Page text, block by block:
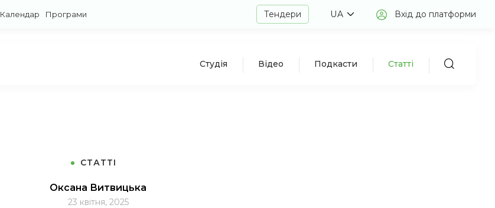
Календар Програми Тендери UA Вхід до платформи
Студія Відео Подкасти Статті
СТАТТІ
Оксана Витвицька
23 квітня, 2025